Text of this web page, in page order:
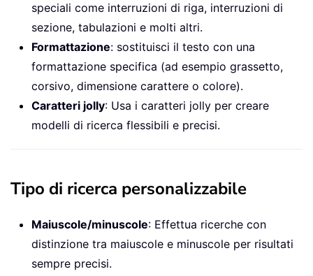
speciali come interruzioni di riga, interruzioni di
sezione, tabulazioni e molti altri.
Formattazione: sostituisci il testo con una
formattazione specifica (ad esempio grassetto,
corsivo, dimensione carattere o colore).
Caratteri jolly: Usa i caratteri jolly per creare
modelli di ricerca flessibili e precisi.
Tipo di ricerca personalizzabile
Maiuscole/minuscole: Effettua ricerche con
distinzione tra maiuscole e minuscole per risultati
sempre precisi.